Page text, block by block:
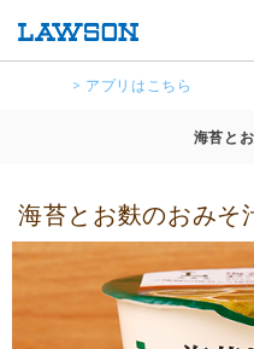
> アプリはこちら
海苔と
海苔とお麩のおみそ